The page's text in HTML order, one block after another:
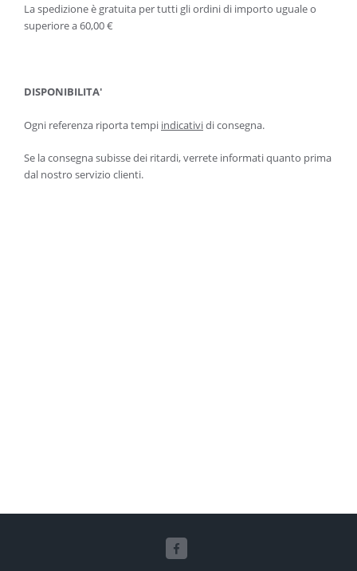
La spedizione è gratuita per tutti gli ordini di importo uguale o
superiore a 60,00 €
DISPONIBILITA'
Ogni referenza riporta tempi indicatividi consegna.
Se la consegna subisse dei ritardi, verrete informati quanto prima
dal nostro servizio clienti.